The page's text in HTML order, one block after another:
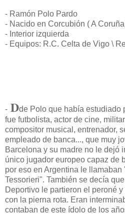
- Ramón Polo Pardo
- Nacido en Corcubión ( A
- Interior izquierda
- Equipos: R.C. Celta de Vigo \
- Dde Polo que había estudiado
fue futbolista, actor de cine,
compositor musical, entrenador,
empleado de banca..., que muy
Barcelona y su madre no le dejó
único jugador europeo capaz de
por eso en Argentina le
Tessorieri". También se decía
Deportivo le partieron el peroné
con la pierna rota. Eran
contaban de este ídolo de los